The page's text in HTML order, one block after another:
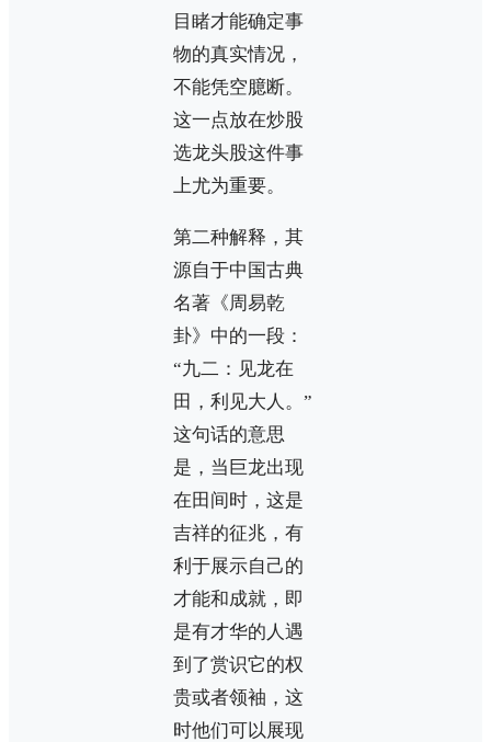
目睹才能确定事
物的真实情况，
不能凭空臆断。
这一点放在炒股
选龙头股这件事
上尤为重要。
第二种解释，其
源自于中国古典
名著《周易乾
卦》中的一段：
“九二：见龙在
田，利见大人。”
这句话的意思
是，当巨龙出现
在田间时，这是
吉祥的征兆，有
利于展示自己的
才能和成就，即
是有才华的人遇
到了赏识它的权
贵或者领袖，这
时他们可以展现